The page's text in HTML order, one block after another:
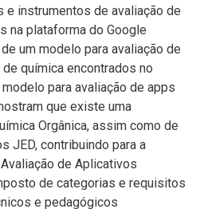
e instrumentos de avaliação de
na plataforma do Google
um modelo para avaliação de
química encontrados no
para avaliação de apps
que existe uma
Orgânica, assim como de
JED, contribuindo para a
de Aplicativos
de categorias e requisitos
e pedagógicos